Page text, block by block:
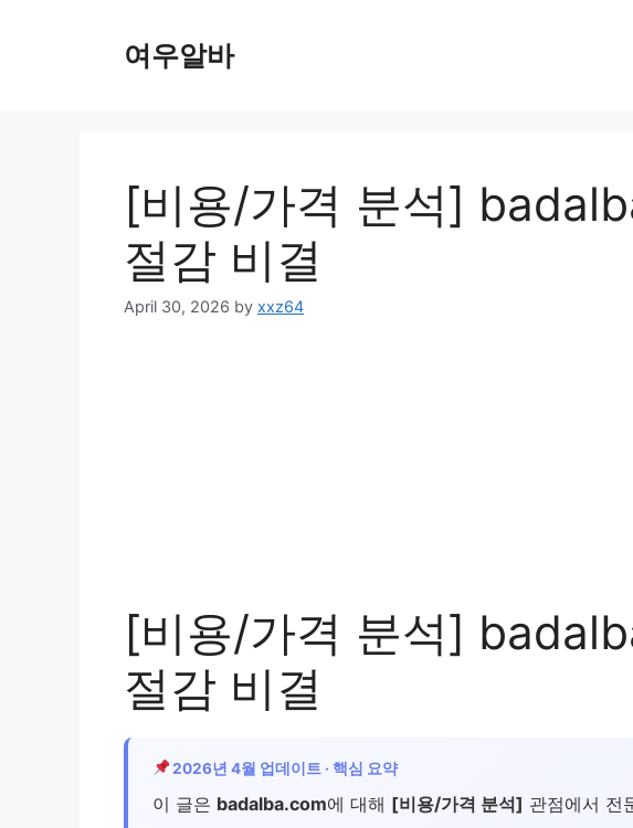
여우알바
[비용/가격 분석]
절감 비결
April 30, 2026 by xxz64
[비용/가격 분석]
절감 비결
2026년 4월 업데이트 · 핵심 요약
이 글은 badalba.com에 대해 [비용/가격 분석] 관점에서 전